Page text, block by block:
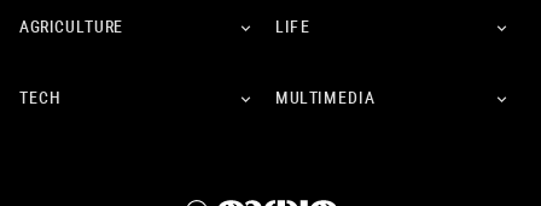
AGRICULTURE LIFE
TECH MULTIMEDIA